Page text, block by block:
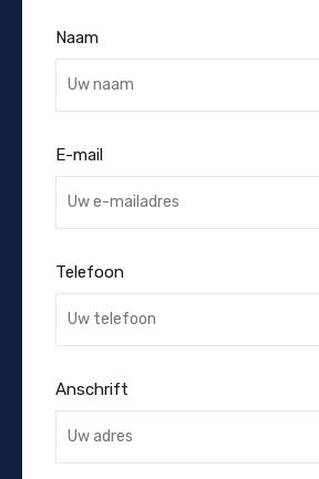
Naam
E-mail
Telefoon
Anschrift